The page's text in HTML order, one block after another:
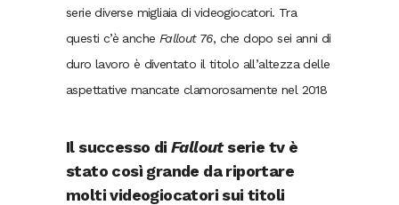
serie diverse migliaia di videogiocatori. Tra
questi c’è anche Fallout 76, che dopo sei anni di
duro lavoro è diventato il titolo all’altezza delle
aspettative mancate clamorosamente nel 2018
Il successo di Falloutserie tv è
stato così grande da riportare
molti videogiocatori sui titoli